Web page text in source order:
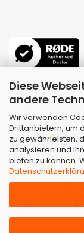
Diese
andere
Wir verwenden
Drittanbietern, um
zu gewährleisten,
analysieren und
bieten zu können.
mit